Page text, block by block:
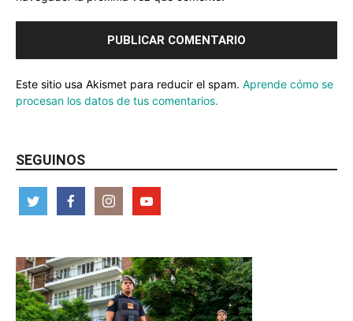
Este sitio usa Akismet para reducir el spam. Aprende cómo se
procesan los datos de tus comentarios.
SEGUINOS